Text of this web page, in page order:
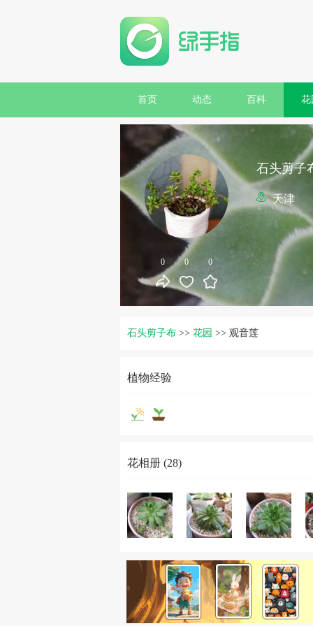
首页 动态 百科 花
0 0 0
石头剪子
天津
石头剪子布 >> 花园 >> 观音莲
植物经验
花相册 (28)